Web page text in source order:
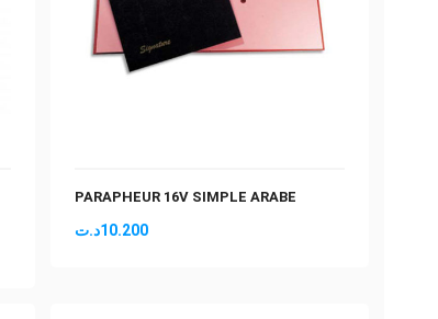
PARAPHEUR 16V SIMPLE ARABE
10.200د.ت